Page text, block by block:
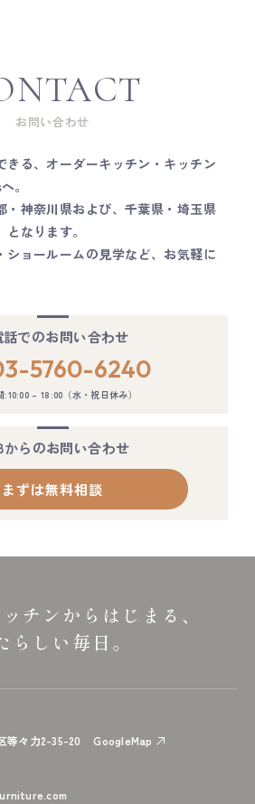
お問い合わせ
きる、オーダーキッチン・キッチン
。
・神奈川県および、千葉県・埼玉県
となります。
ショールームの見学など、お気軽に
話でのお問い合わせ
5760-6240
:10:00 – 18:00（水・祝日休み）
からのお問い合わせ
まずは無料相談
チンからはじまる、
らしい毎日。
等々力2-35-20
GoogleMap